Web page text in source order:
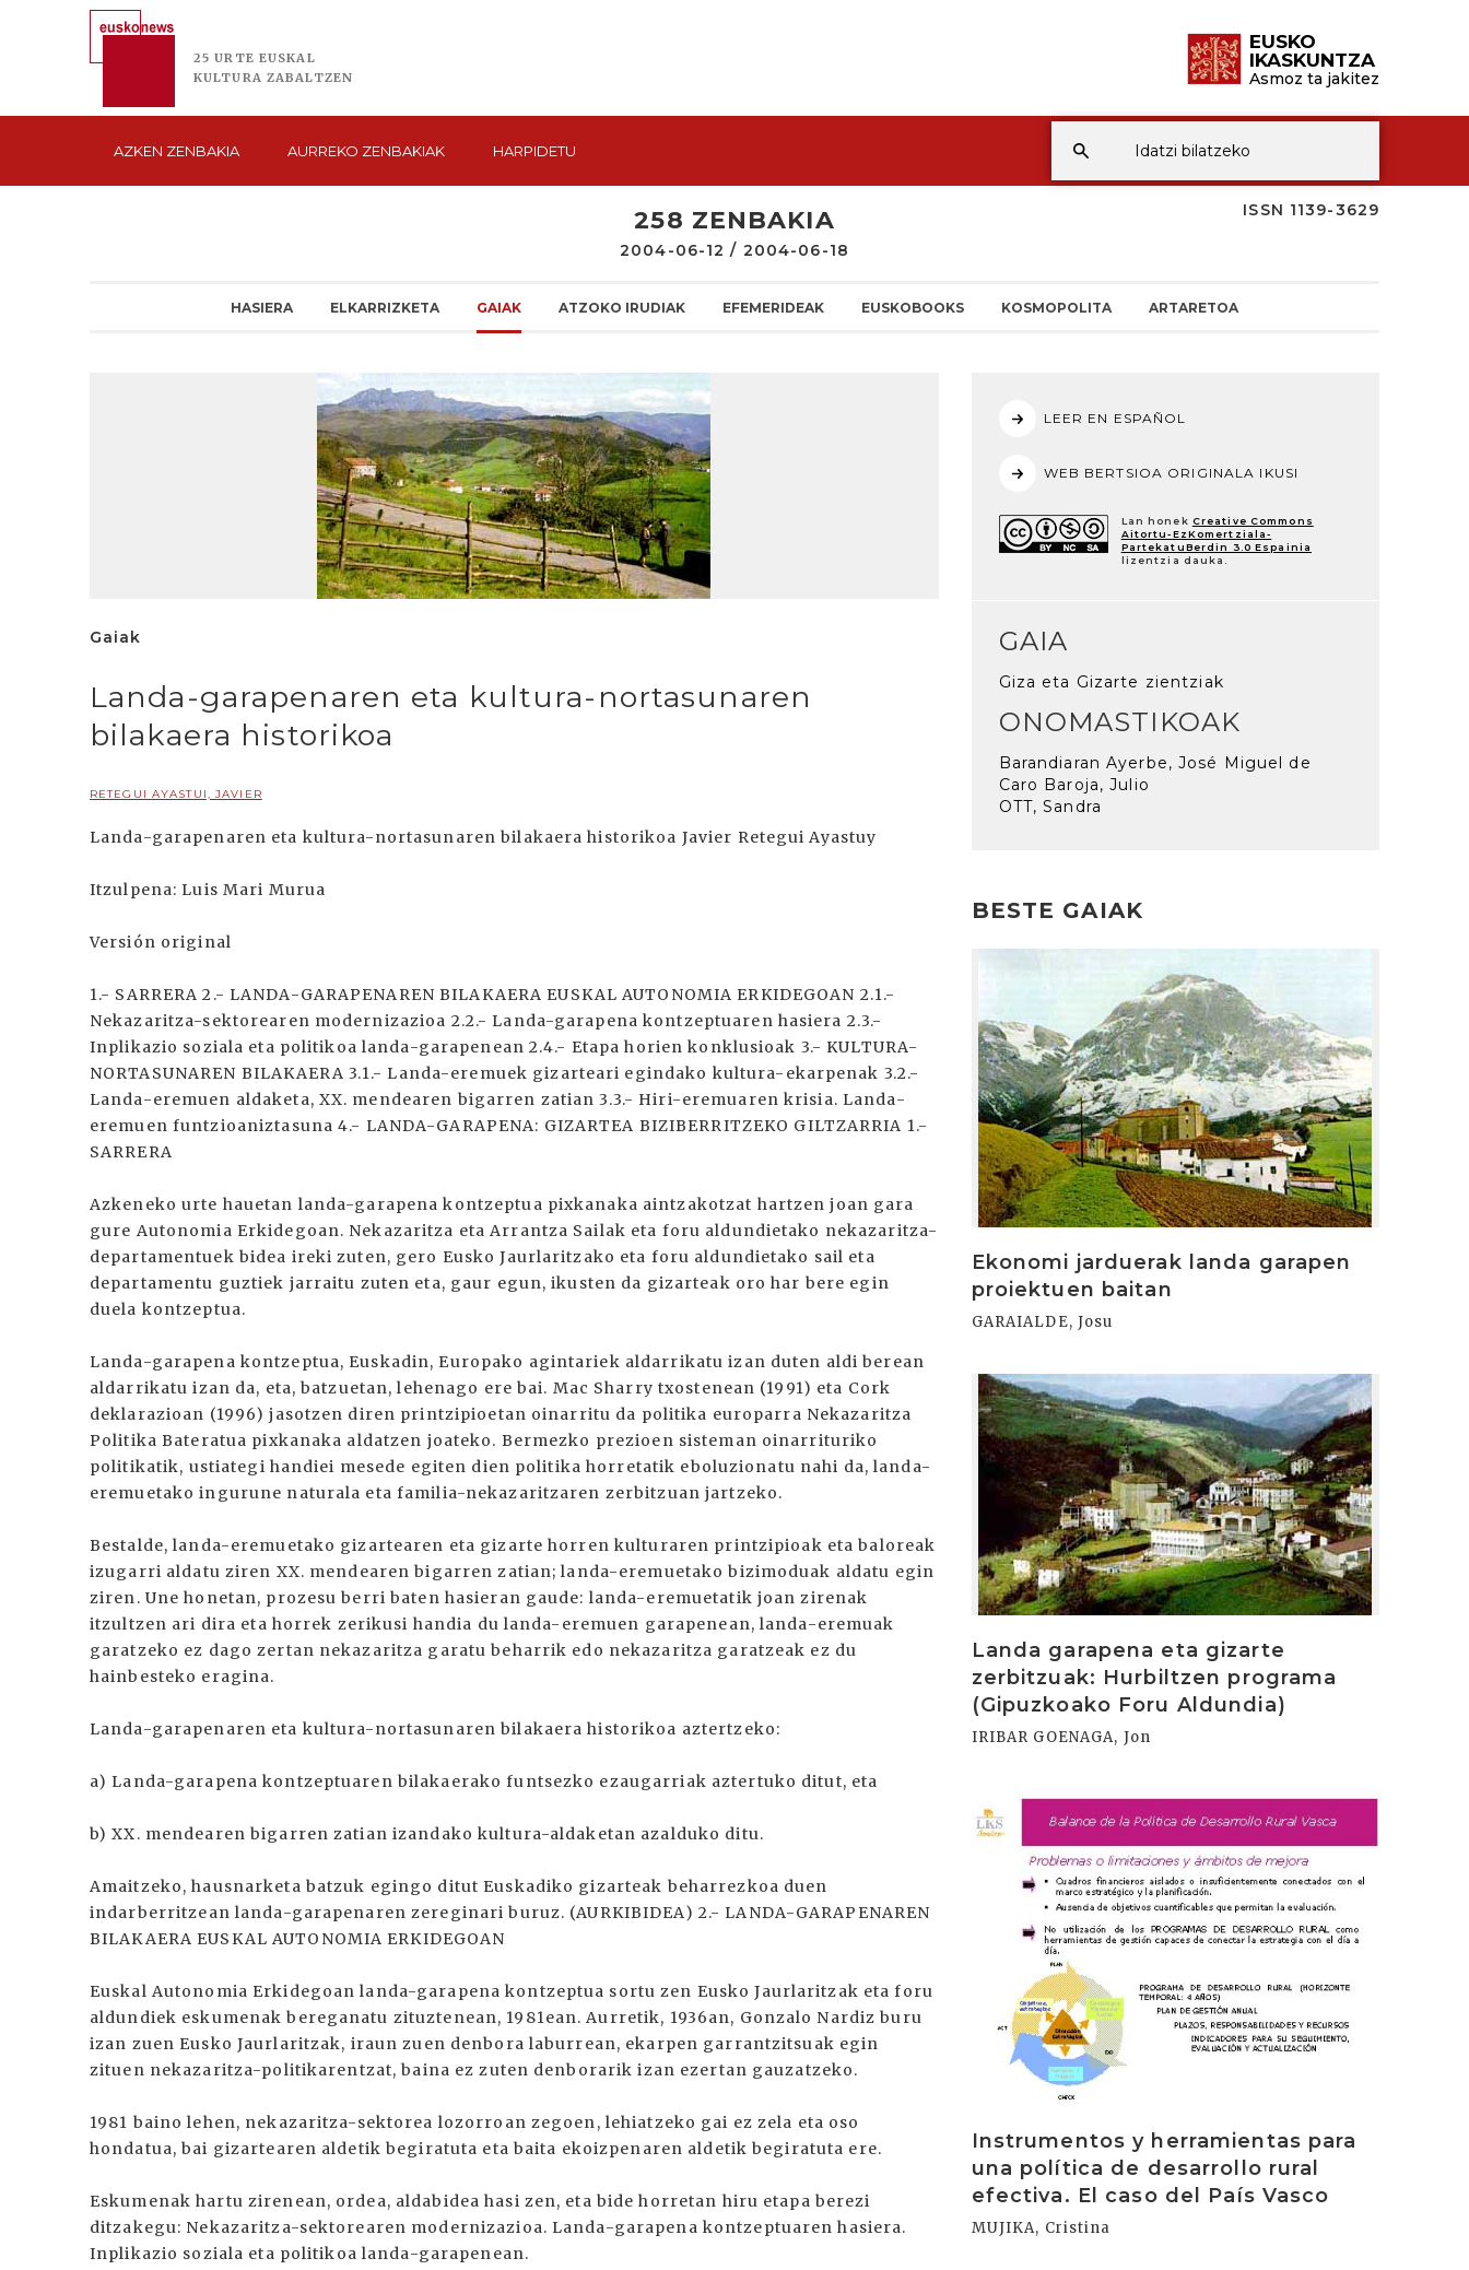
25 URTE EUSKAL
KULTURA ZABALTZEN
EUSKO
IKASKUNTZA
Asmoz ta jakitez
AZKEN ZENBAKIA AURREKO ZENBAKIAK HARPIDETU
ISSN 1139-3629
258 ZENBAKIA
2004-06-12 / 2004-06-18
HASIERA ELKARRIZKETA GAIAK ATZOKO IRUDIAK EFEMERIDEAK EUSKOBOOKS KOSMOPOLITA ARTARETOA
Gaiak
Landa-garapenaren eta kultura-nortasunaren
bilakaera historikoa
RETEGUI AYASTUI, JAVIER
Landa-garapenaren eta kultura-nortasunaren bilakaera historikoa Javier Retegui Ayastuy
Itzulpena: Luis Mari Murua
Versión original
1.- SARRERA 2.- LANDA-GARAPENAREN BILAKAERA EUSKAL AUTONOMIA ERKIDEGOAN 2.1.-
Nekazaritza-sektorearen modernizazioa 2.2.- Landa-garapena kontzeptuaren hasiera 2.3.-
Inplikazio soziala eta politikoa landa-garapenean 2.4.- Etapa horien konklusioak 3.- KULTURA-
NORTASUNAREN BILAKAERA 3.1.- Landa-eremuek gizarteari egindako kultura-ekarpenak 3.2.-
Landa-eremuen aldaketa, XX. mendearen bigarren zatian 3.3.- Hiri-eremuaren krisia. Landa-
eremuen funtzioaniztasuna 4.- LANDA-GARAPENA: GIZARTEA BIZIBERRITZEKO GILTZARRIA 1.-
SARRERA
Azkeneko urte hauetan landa-garapena kontzeptua pixkanaka aintzakotzat hartzen joan gara
gure Autonomia Erkidegoan. Nekazaritza eta Arrantza Sailak eta foru aldundietako nekazaritza-
departamentuek bidea ireki zuten, gero Eusko Jaurlaritzako eta foru aldundietako sail eta
departamentu guztiek jarraitu zuten eta, gaur egun, ikusten da gizarteak oro har bere egin
duela kontzeptua.
Landa-garapena kontzeptua, Euskadin, Europako agintariek aldarrikatu izan duten aldi berean
aldarrikatu izan da, eta, batzuetan, lehenago ere bai. Mac Sharry txostenean (1991) eta Cork
deklarazioan (1996) jasotzen diren printzipioetan oinarritu da politika europarra Nekazaritza
Politika Bateratua pixkanaka aldatzen joateko. Bermezko prezioen sisteman oinarrituriko
politikatik, ustiategi handiei mesede egiten dien politika horretatik eboluzionatu nahi da, landa-
eremuetako ingurune naturala eta familia-nekazaritzaren zerbitzuan jartzeko.
Bestalde, landa-eremuetako gizartearen eta gizarte horren kulturaren printzipioak eta baloreak
izugarri aldatu ziren XX. mendearen bigarren zatian; landa-eremuetako bizimoduak aldatu egin
ziren. Une honetan, prozesu berri baten hasieran gaude: landa-eremuetatik joan zirenak
itzultzen ari dira eta horrek zerikusi handia du landa-eremuen garapenean, landa-eremuak
garatzeko ez dago zertan nekazaritza garatu beharrik edo nekazaritza garatzeak ez du
hainbesteko eragina.
Landa-garapenaren eta kultura-nortasunaren bilakaera historikoa aztertzeko:
a) Landa-garapena kontzeptuaren bilakaerako funtsezko ezaugarriak aztertuko ditut, eta
b) XX. mendearen bigarren zatian izandako kultura-aldaketan azalduko ditu.
Amaitzeko, hausnarketa batzuk egingo ditut Euskadiko gizarteak beharrezkoa duen
indarberritzean landa-garapenaren zereginari buruz. (AURKIBIDEA) 2.- LANDA-GARAPENAREN
BILAKAERA EUSKAL AUTONOMIA ERKIDEGOAN
Euskal Autonomia Erkidegoan landa-garapena kontzeptua sortu zen Eusko Jaurlaritzak eta foru
aldundiek eskumenak bereganatu zituztenean, 1981ean. Aurretik, 1936an, Gonzalo Nardiz buru
izan zuen Eusko Jaurlaritzak, iraun zuen denbora laburrean, ekarpen garrantzitsuak egin
zituen nekazaritza-politikarentzat, baina ez zuten denborarik izan ezertan gauzatzeko.
1981 baino lehen, nekazaritza-sektorea lozorroan zegoen, lehiatzeko gai ez zela eta oso
hondatua, bai gizartearen aldetik begiratuta eta baita ekoizpenaren aldetik begiratuta ere.
Eskumenak hartu zirenean, ordea, aldabidea hasi zen, eta bide horretan hiru etapa berezi
ditzakegu: Nekazaritza-sektorearen modernizazioa. Landa-garapena kontzeptuaren hasiera.
Inplikazio soziala eta politikoa landa-garapenean.
LEER EN ESPAÑOL
WEB BERTSIOA ORIGINALA IKUSI
Lan honek Creative Commons
Aitortu-EzKomertziala-
PartekatuBerdin 3.0 Espainia
lizentzia dauka.
GAIA
Giza eta Gizarte zientziak
ONOMASTIKOAK
Barandiaran Ayerbe, José Miguel de
Caro Baroja, Julio
OTT, Sandra
BESTE GAIAK
Ekonomi jarduerak landa garapen
proiektuen baitan
GARAIALDE, Josu
Landa garapena eta gizarte
zerbitzuak: Hurbiltzen programa
(Gipuzkoako Foru Aldundia)
IRIBAR GOENAGA, Jon
Irakurri
Instrumentos y herramientas para
una política de desarrollo rural
efectiva. El caso del País Vasco
MUJIKA, Cristina
Irakurri